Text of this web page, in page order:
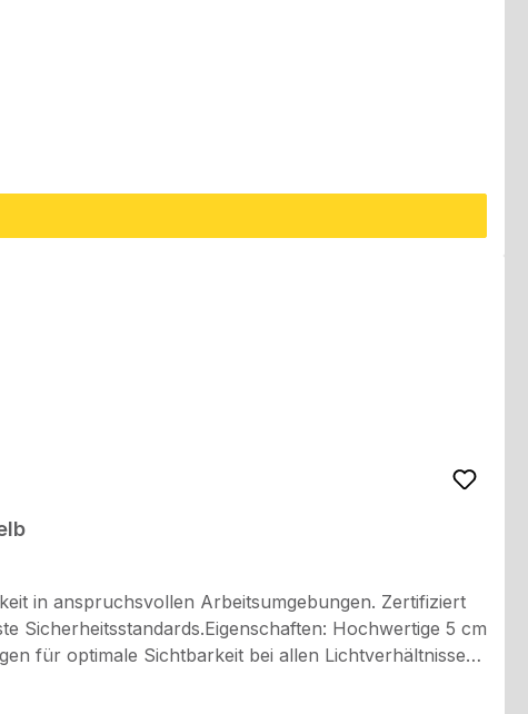
in anspruchsvollen Arbeitsumgebungen. Zertifiziert
Hochwertige 5 cm
für optimale Sichtbarkeit bei allen Lichtverhältnissen.